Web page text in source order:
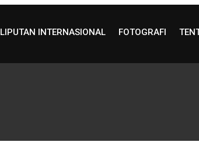
LIPUTAN INTERNASIONAL FOTOGRAFI